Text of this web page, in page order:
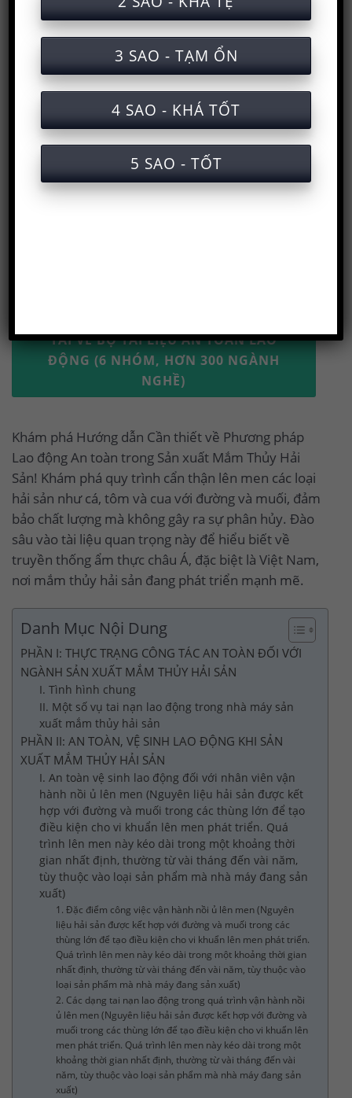
Huấn luyện an toàn lao động
lấy chứng chỉ>Kiến thức an toàn lao động>Tài
liệu an toàn lao động>Tài liệu an toàn nhóm 3>
TẢI VỀ BỘ TÀI LIỆU AN TOÀN LAO
ĐỘNG (6 NHÓM, HƠN 300 NGÀNH
NGHỀ)
Khám phá Hướng dẫn Cần thiết về Phương pháp
Lao động An toàn trong Sản xuất Mắm Thủy Hải
Sản! Khám phá quy trình cẩn thận lên men các loại
hải sản như cá, tôm và cua với đường và muối, đảm
bảo chất lượng mà không gây ra sự phân hủy. Đào
sâu vào tài liệu quan trọng này để hiểu biết về
truyền thống ẩm thực châu Á, đặc biệt là Việt Nam,
nơi mắm thủy hải sản đang phát triển mạnh mẽ.
Danh Mục Nội Dung
PHẦN I: THỰC TRẠNG CÔNG TÁC AN TOÀN ĐỐI VỚI
NGÀNH SẢN XUẤT MẮM THỦY HẢI SẢN
I. Tình hình chung
II. Một số vụ tai nạn lao động trong nhà máy sản
xuất mắm thủy hải sản
PHẦN II: AN TOÀN, VỆ SINH LAO ĐỘNG KHI SẢN
XUẤT MẮM THỦY HẢI SẢN
I. An toàn vệ sinh lao động đối với nhân viên vận
hành nồi ủ lên men (Nguyên liệu hải sản được kết
hợp với đường và muối trong các thùng lớn để tạo
điều kiện cho vi khuẩn lên men phát triển. Quá
trình lên men này kéo dài trong một khoảng thời
gian nhất định, thường từ vài tháng đến vài năm,
tùy thuộc vào loại sản phẩm mà nhà máy đang sản
xuất)
1. Đặc điểm công việc vận hành nồi ủ lên men (Nguyên
liệu hải sản được kết hợp với đường và muối trong các
thùng lớn để tạo điều kiện cho vi khuẩn lên men phát triển.
Quá trình lên men này kéo dài trong một khoảng thời gian
nhất định, thường từ vài tháng đến vài năm, tùy thuộc vào
loại sản phẩm mà nhà máy đang sản xuất)
2. Các dạng tai nạn lao động trong quá trình vận hành nồi
ủ lên men (Nguyên liệu hải sản được kết hợp với đường và
muối trong các thùng lớn để tạo điều kiện cho vi khuẩn lên
men phát triển. Quá trình lên men này kéo dài trong một
khoảng thời gian nhất định, thường từ vài tháng đến vài
năm, tùy thuộc vào loại sản phẩm mà nhà máy đang sản
xuất)
3 SAO - TẠM ỔN
4 SAO - KHÁ TỐT
5 SAO - TỐT